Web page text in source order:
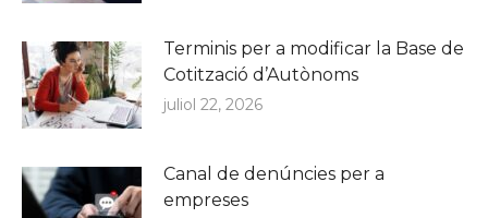
Terminis per a modificar la Base de
Cotització d’Autònoms
juliol 22, 2026
Canal de denúncies per a
empreses